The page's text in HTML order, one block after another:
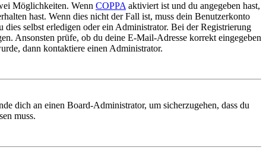
Möglichkeiten. Wenn COPPA aktiviert ist und du angegeben hast,
hast. Wenn dies nicht der Fall ist, muss dein Benutzerkonto
selbst erledigen oder ein Administrator. Bei der Registrierung
Ansonsten prüfe, ob du deine E-Mail-Adresse korrekt eingegeben
dann kontaktiere einen Administrator.
dich an einen Board-Administrator, um sicherzugehen, dass du
muss.